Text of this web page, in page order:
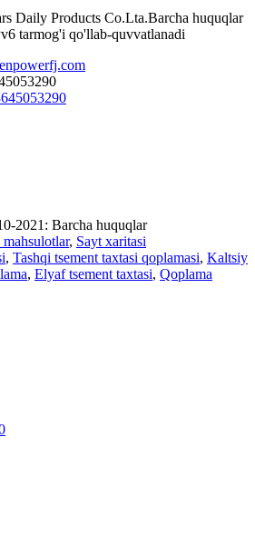
Daily Products Co.Lta.Barcha huquqlar
tarmog'i qo'llab-quvvatlanadi
2021: Barcha huquqlar
, Sayt xaritasi
, Tashqi tsement taxtasi qoplamasi, Kaltsiy
, Elyaf tsement taxtasi, Qoplama